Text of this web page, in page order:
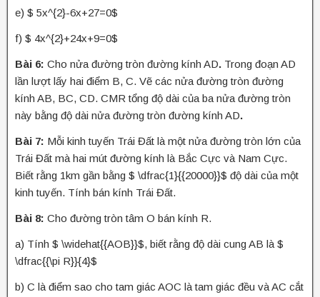
e) $ 5x^{2}-6x+27=0$
f) $ 4x^{2}+24x+9=0$
Bài 6: Cho nửa đường tròn đường kính AD. Trong đoạn AD
lần lượt lấy hai điểm B, C. Vẽ các nửa đường tròn đường
kính AB, BC, CD. CMR tổng độ dài của ba nửa đường tròn
này bằng độ dài nửa đường tròn đường kính AD.
Bài 7: Mỗi kinh tuyến Trái Đất là một nửa đường tròn lớn của
Trái Đất mà hai mút đường kính là Bắc Cực và Nam Cực.
Biết rằng 1km gần bằng $ \dfrac{1}{{20000}}$ độ dài của một
kinh tuyến. Tính bán kính Trái Đất.
Bài 8: Cho đường tròn tâm O bán kính R.
a) Tính $ \widehat{{AOB}}$, biết rằng độ dài cung AB là $
\dfrac{{\pi R}}{4}$
b) C là điểm sao cho tam giác AOC là tam giác đều và AC cắt